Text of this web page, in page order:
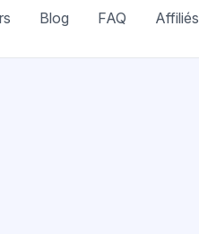
Blog FAQ Affiliés